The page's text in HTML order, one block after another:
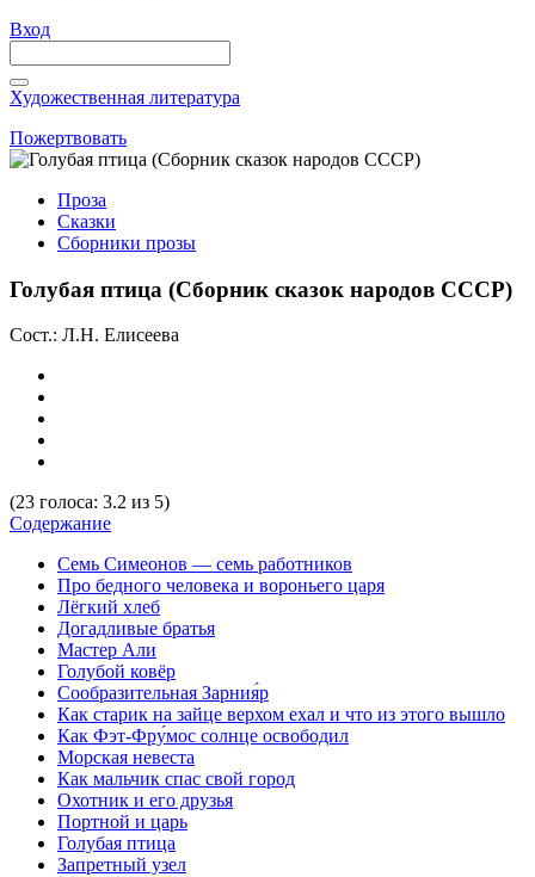
Вход
Художественная литература
Пожертвовать
Проза
Сказки
Сборники прозы
Голубая птица (Сборник сказок народов СССР)
Сост.: Л.Н. Елисеева
(23 голоса: 3.2 из 5)
Содержание
Семь Симеонов — семь работников
Про бедного человека и вороньего царя
Лёгкий хлеб
Догадливые братья
Мастер Али
Голубой ковёр
Сообразительная Зарния́р
Как старик на зайце верхом ехал и что из этого вышло
Как Фэт-Фру́мос солнце освободил
Морская невеста
Как мальчик спас свой город
Охотник и его друзья
Портной и царь
Голубая птица
Запретный узел